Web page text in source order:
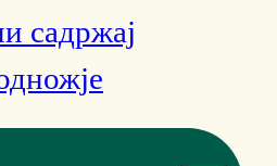
садржај